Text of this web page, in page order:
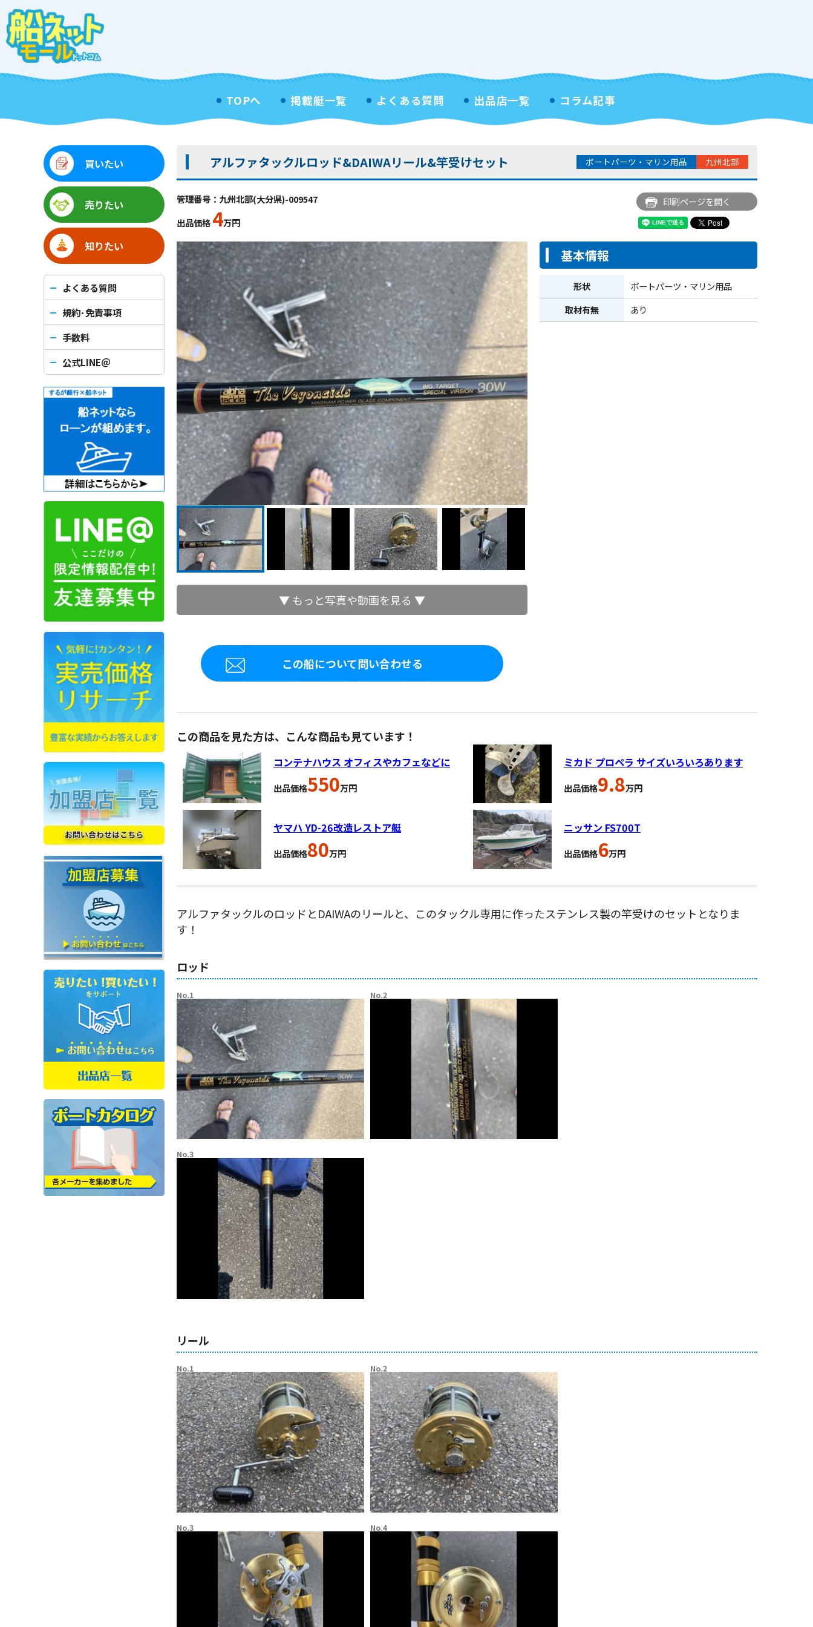
TOPへ 掲載艇一覧 よくある質問 出品店一覧 コラム記事
アルファタックルロッド&DAIWAリール&竿受けセット ボートパーツ・マリン用品 九州北部
管理番号：九州北部(大分県)-009547
出品価格4万円
印刷ページを開く
▼ もっと写真や動画を見る ▼
この船について問い合わせる
基本情報
形状
ボートパーツ・マリン用品
取材有無
あり
この商品を見た方は、こんな商品も見ています！
コンテナハウス オフィスやカフェなどに
出品価格550万円
ミカド プロペラ サイズいろいろあります
出品価格9.8万円
ヤマハ YD-26改造レストア艇
出品価格80万円
ニッサン FS700T
出品価格6万円
アルファタックルのロッドとDAIWAのリールと、このタックル専用に作ったステンレス製の竿受けのセットとなりま
す！
ロッド
No.1 No.2
No.3
リール
No.1 No.2
No.3 No.4
買いたい
売りたい
知りたい
よくある質問
規約･免責事項
手数料
公式LINE＠